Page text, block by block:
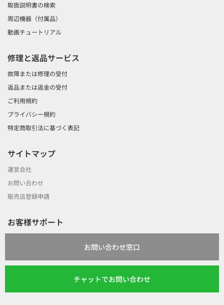
取扱説明書の検索
周辺機器（付属品）
動画チュートリアル
修理と返品サービス
故障または修理の受付
返品または返金の受付
ご利用規約
プライバシー規約
特定商取引法に基づく表記
サイトマップ
運営会社
お問い合わせ
販売店登録申請
お客様サポート
お問い合わせ窓口
チャットでお問い合わせ